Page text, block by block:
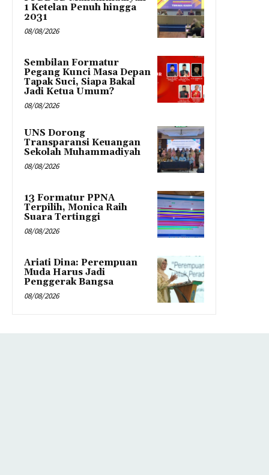
1 Ketelan Penuh hingga
2031
08/08/2026
Sembilan Formatur
Pegang Kunci Masa Depan
Tapak Suci, Siapa Bakal
Jadi Ketua Umum?
08/08/2026
UNS Dorong
Transparansi Keuangan
Sekolah Muhammadiyah
08/08/2026
13 Formatur PPNA
Terpilih, Monica Raih
Suara Tertinggi
08/08/2026
Ariati Dina: Perempuan
Muda Harus Jadi
Penggerak Bangsa
08/08/2026